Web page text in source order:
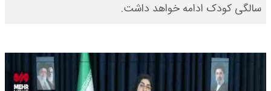
سالگی کودک ادامه خواهد داشت.